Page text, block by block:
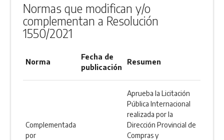
Normas que modifican y/o
complementan a Resolución
1550/2021
Norma
Fecha de
publicación
Resumen
Complementada
por
Aprueba la Licitación
Pública Internacional
realizada por la
Dirección Provincial de
Compras y